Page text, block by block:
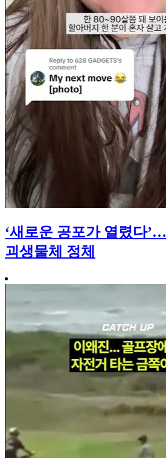
‘새로운 공포가 열렸다
괴생물체 정체